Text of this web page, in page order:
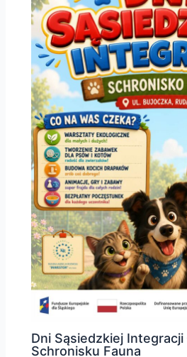
Dni Sąsiedzkiej Integracji
Schronisku Fauna